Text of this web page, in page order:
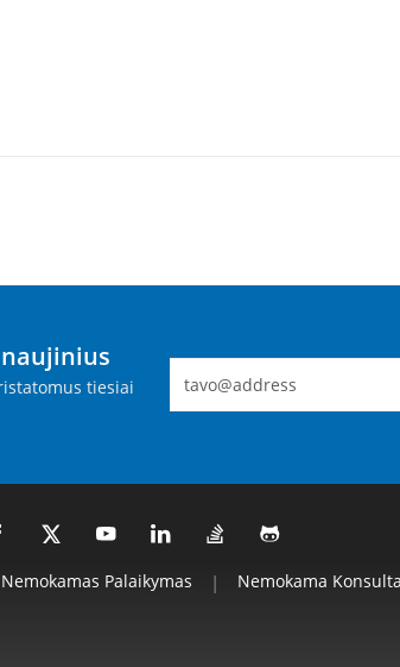
tiesiai
Nemokamas Palaikymas | Nemokama